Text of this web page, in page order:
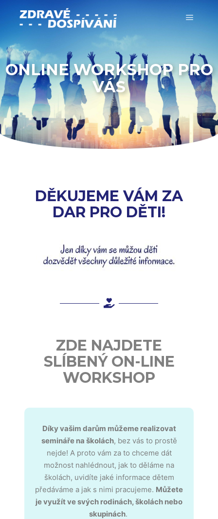
ONLINE WORKSHOP PRO
VÁS
DĚKUJEME VÁM ZA
DAR PRO DĚTI!
ZDE NAJDETE
SLÍBENÝ ON-LINE
WORKSHOP
Díky vašim darům můžeme realizovat
semináře na školách, bez vás to prostě
nejde! A proto vám za to chceme dát
možnost nahlédnout, jak to děláme na
školách, uvidíte jaké informace dětem
předáváme a jak s nimi pracujeme. Můžete
je využít ve svých rodinách, školách nebo
skupinách.